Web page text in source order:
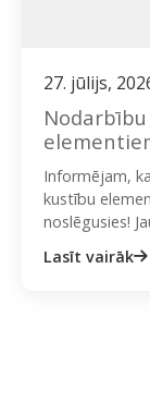
27. jūlijs,
oktobra
Informējam,
kustību
noslēgusies!
Lasīt vairāk